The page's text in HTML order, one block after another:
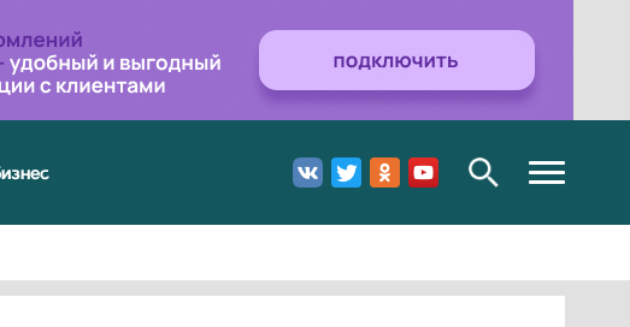
Toggle
navigation